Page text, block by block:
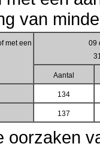
van
met een
09
Aantal
134
137